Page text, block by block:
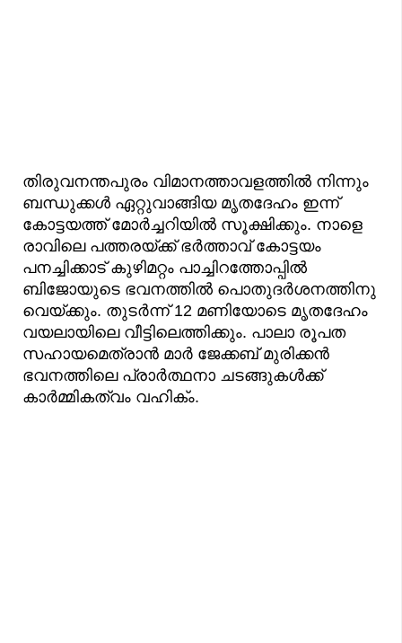
തിരുവനന്തപുരം വിമാനത്താവളത്തിൽ നിന്നും
ബന്ധുക്കൾ ഏറ്റുവാങ്ങിയ മൃതദേഹം ഇന്ന്
കോട്ടയത്ത് മോർച്ചറിയിൽ സൂക്ഷിക്കും. നാളെ
രാവിലെ പത്തരയ്ക്ക് ഭർത്താവ് കോട്ടയം
പനച്ചിക്കാട് കുഴിമറ്റം പാച്ചിറത്തോപ്പിൽ
ബിജോയുടെ ഭവനത്തിൽ പൊതുദർശനത്തിനു
വെയ്ക്കും. തുടർന്ന് 12 മണിയോടെ മൃതദേഹം
വയലായിലെ വീട്ടിലെത്തിക്കും. പാലാ രൂപത
സഹായമെത്രാൻ മാർ ജേക്കബ് മുരിക്കൻ
ഭവനത്തിലെ പ്രാർത്ഥനാ ചടങ്ങുകൾക്ക്
കാർമ്മികത്വം വഹിക്ം.